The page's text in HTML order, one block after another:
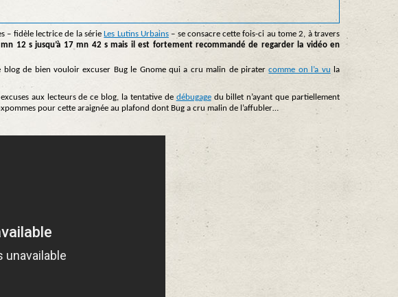
– fidèle lectrice de la série Les Lutins Urbains– se consacre cette fois-ci au tome 2, à travers
12 s jusqu’à 17 mn 42 s mais il est fortement recommandé de regarder la vidéo en
blog de bien vouloir excuser Bug le Gnome qui a cru malin de piratercomme on l’a vu la
aux lecteurs de ce blog, la tentative de débugagedu billet n’ayant que partiellement
pour cette araignée au plafond dont Bug a cru malin de l’affubler…